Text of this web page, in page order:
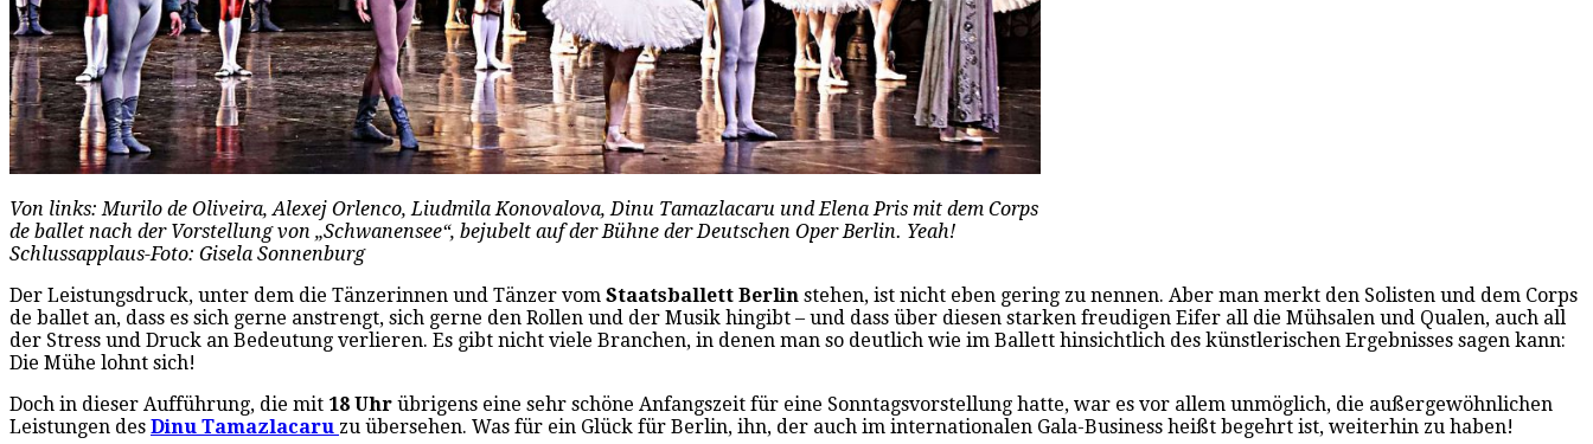
Von links: Murilo de Oliveira, Alexej Orlenco, Liudmila Konovalova, Dinu Tamazlacaru und Elena Pris mit dem Corps
de ballet nach der Vorstellung von „Schwanensee“, bejubelt auf der Bühne der Deutschen Oper Berlin. Yeah!
Schlussapplaus-Foto: Gisela Sonnenburg
Der Leistungsdruck, unter dem die Tänzerinnen und Tänzer vom Staatsballett Berlin stehen, ist nicht eben gering zu nennen. Aber man merkt den Solisten und dem Corps
de ballet an, dass es sich gerne anstrengt, sich gerne den Rollen und der Musik hingibt – und dass über diesen starken freudigen Eifer all die Mühsalen und Qualen, auch all
der Stress und Druck an Bedeutung verlieren. Es gibt nicht viele Branchen, in denen man so deutlich wie im Ballett hinsichtlich des künstlerischen Ergebnisses sagen kann:
Die Mühe lohnt sich!
Doch in dieser Aufführung, die mit 18 Uhr übrigens eine sehr schöne Anfangszeit für eine Sonntagsvorstellung hatte, war es vor allem unmöglich, die außergewöhnlichen
Leistungen des Dinu Tamazlacaru zu übersehen. Was für ein Glück für Berlin, ihn, der auch im internationalen Gala-Business heißt begehrt ist, weiterhin zu haben!